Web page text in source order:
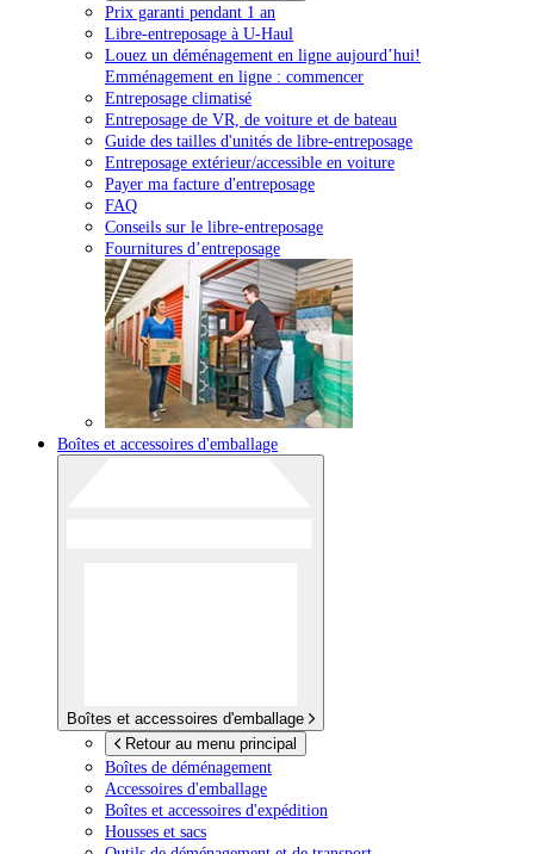
Prix garanti pendant 1 an
Libre-entreposage à U-Haul
Louez un déménagement en ligne aujourd’hui!
Emménagement en ligne : commencer
Entreposage climatisé
Entreposage de VR, de voiture et de bateau
Guide des tailles d'unités de libre-entreposage
Entreposage extérieur/accessible en voiture
Payer ma facture d'entreposage
FAQ
Conseils sur le libre-entreposage
Fournitures d’entreposage
Boîtes et accessoires d'emballage
Boîtes et accessoires d'emballage
Retour au menu principal
Boîtes de déménagement
Accessoires d'emballage
Boîtes et accessoires d'expédition
Housses et sacs